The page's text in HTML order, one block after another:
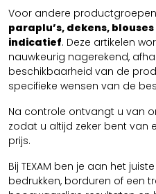
Voor andere
paraplu’s, dekens,
indicatief. Deze artikelen
nauwkeurig nagerekend,
beschikbaarheid van de
specifieke wensen van de
Na controle ontvangt u van
zodat u altijd zeker bent van
prijs.
Bij TEXAM ben je aan het
bedrukken, borduren of een